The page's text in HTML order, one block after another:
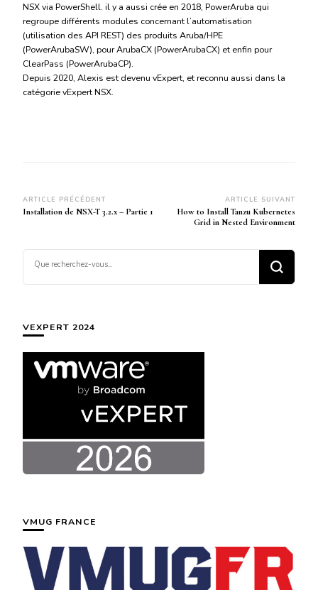
NSX via PowerShell. il y a aussi crée en 2018, PowerAruba qui
regroupe différents modules concernant l’automatisation
(utilisation des API REST) des produits Aruba/HPE
(PowerArubaSW), pour ArubaCX (PowerArubaCX) et enfin pour
ClearPass (PowerArubaCP).
Depuis 2020, Alexis est devenu vExpert, et reconnu aussi dans la
catégorie vExpert NSX.
Navigation
d’article
ARTICLE PRÉCÉDENT
Installation de NSX-T 3.2.x – Partie 1
ARTICLE SUIVANT
How to Install Tanzu Kubernetes
Grid in Nested Environment
recherchiez
quelque
VEXPERT 2024
VMUG FRANCE